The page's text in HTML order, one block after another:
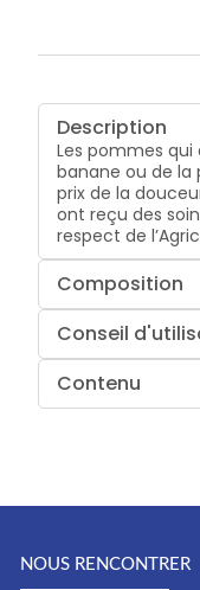
Description
Les pommes
banane ou de
prix de la
ont reçu des
respect de
Composition
Conseil
Contenu
NOUS RENCONTRER